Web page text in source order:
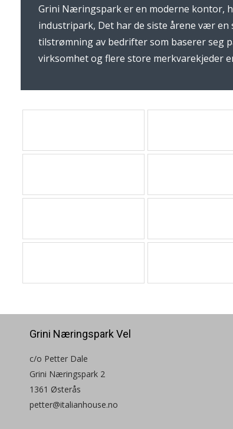
Grini Næringspark er en moderne kontor,
industripark, Det har de siste årene vær en
tilstrømning av bedrifter som baserer seg
virksomhet og flere store merkvarekjeder
Grini Næringspark Vel
c/o Petter Dale
Grini Næringspark 2
1361 Østerås
petter@italianhouse.no